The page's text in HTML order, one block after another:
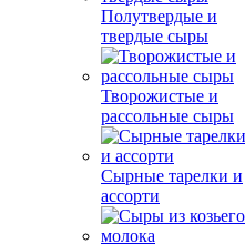
Полутвердые и
твердые сыры
Творожистые и
рассольные сыры
Сырные тарелки и
ассорти